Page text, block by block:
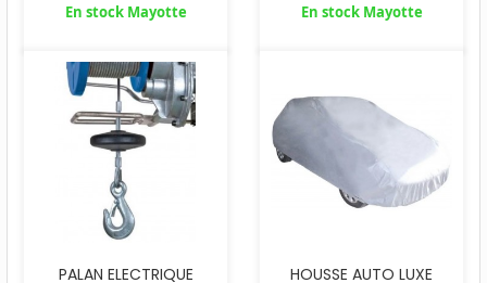
En stock Mayotte En stock Mayotte
PALAN ELECTRIQUE
HOUSSE AUTO LUXE